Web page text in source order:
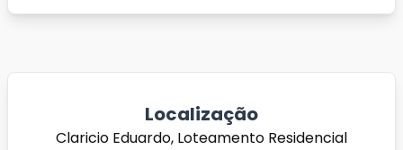
Localização
Claricio Eduardo, Loteamento Residencial